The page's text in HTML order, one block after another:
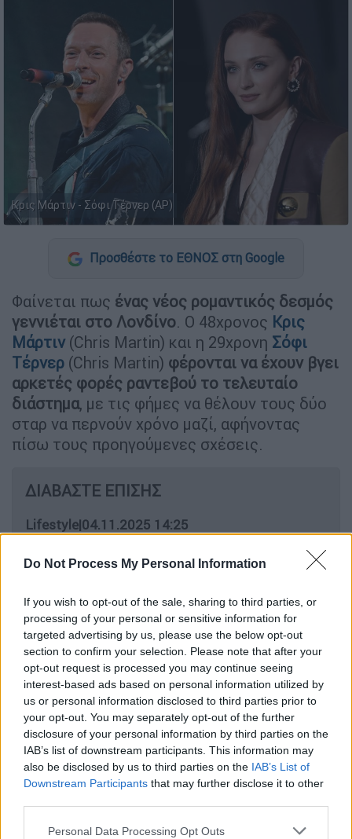
Do Not Process My Personal Information
If you wish to opt-out of the sale, sharing to third parties, or
processing of your personal or sensitive information for
targeted advertising by us, please use the below opt-out
section to confirm your selection. Please note that after your
opt-out request is processed you may continue seeing
interest-based ads based on personal information utilized by
us or personal information disclosed to third parties prior to
your opt-out. You may separately opt-out of the further
disclosure of your personal information by third parties on the
IAB’s list of downstream participants. This information may
also be disclosed by us to third parties on the IAB’s List of
Downstream Participants that may further disclose it to other
Please note that this website/app uses one or more Google
Personal Data Processing Opt Outs
Κρις Μάρτιν - Σόφι Τέρνερ (AP)
Προσθέστε το ΕΘΝΟΣ στη Google
Φαίνεται πως ένας νέος ρομαντικός δεσμός
γεννιέται στο Λονδίνο. Ο 48χρονος Κρις
Μάρτιν(Chris Martin) και η 29χρονη Σόφι
Τέρνερ (Chris Martin) φέρονται να έχουν βγει
αρκετές φορές ραντεβού το τελευταίο
διάστημα, με τις φήμες να θέλουν τους δύο
σταρ να περνούν χρόνο μαζί, αφήνοντας
πίσω τους προηγούμενες σχέσεις.
ΔΙΑΒΑΣΤΕ ΕΠΙΣΗΣ
Lifestyle|04.11.2025 14:25
δικηγορικές εξετάσεις επειδή
«Ήταν πάντα φιλικό»
Σύμφωνα με δημοσίευμα της Page Six, πηγή
κοντά στο ζευγάρι αποκάλυψε πως «έχουν
βγει μερικές φορές στο Λονδίνο. Είναι πολύ
αρχή ακόμα, αλλά έχουν πολλή χημεία και
υπάρχει ξεκάθαρη σπίθα ανάμεσά τους».